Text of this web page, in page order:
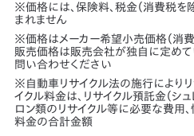
※価格には、保険料、税金（消費税を
まれません
※価格はメーカー希望小売価格（消
販売価格は販売会社が独自に定めて
問い合わせください
※自動車リサイクル法の施行により
イクル料金は、リサイクル預託金（シュ
ロン類のリサイクル等に必要な費用
料金の合計金額